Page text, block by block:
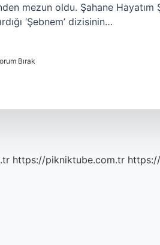
mezun oldu. Şahane
‘Şebnem’ dizisinin…
Bırak
https://pikniktube.com.tr